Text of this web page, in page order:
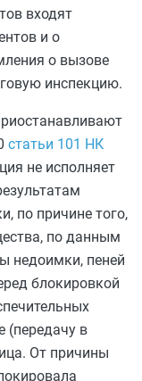
входят
и о
о вызове
инспекцию.
статьи 101 НК
не исполняет
по причине того,
по данным
недоимки, пеней
блокировкой
(передачу в
От причины